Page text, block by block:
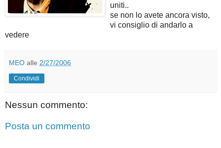
uniti..
se non lo avete ancora visto,
vi consiglio di andarlo a
vedere
MEO alle 2/27/2006
Condividi
Nessun commento:
Posta un commento